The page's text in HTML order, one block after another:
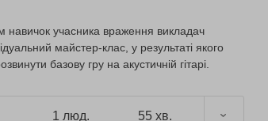
навичок учасника враження викладач
майстер-клас, у результаті якого
базову гру на акустичній гітарі.
1 люд. 55 хв.